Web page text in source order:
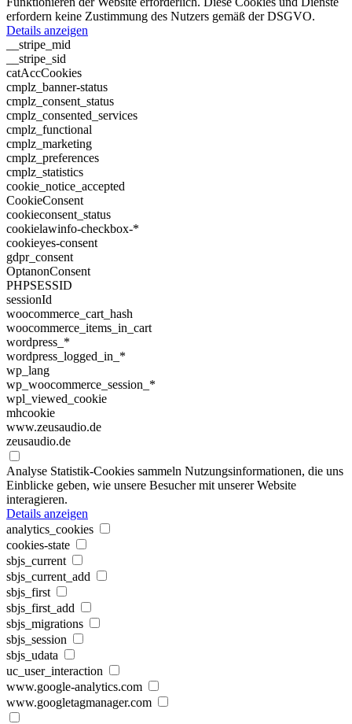
erfordern keine Zustimmung des Nutzers gemäß der DSGVO.
Details anzeigen
__stripe_mid
__stripe_sid
catAccCookies
cmplz_banner-status
cmplz_consent_status
cmplz_consented_services
cmplz_functional
cmplz_marketing
cmplz_preferences
cmplz_statistics
cookie_notice_accepted
CookieConsent
cookieconsent_status
cookielawinfo-checkbox-*
cookieyes-consent
gdpr_consent
OptanonConsent
PHPSESSID
sessionId
woocommerce_cart_hash
woocommerce_items_in_cart
wordpress_*
wordpress_logged_in_*
wp_lang
wp_woocommerce_session_*
wpl_viewed_cookie
mhcookie
www.zeusaudio.de
zeusaudio.de
Analyse Statistik-Cookies sammeln Nutzungsinformationen, die uns
Einblicke geben, wie unsere Besucher mit unserer Website
interagieren.
Details anzeigen
analytics_cookies
cookies-state
sbjs_current
sbjs_current_add
sbjs_first
sbjs_first_add
sbjs_migrations
sbjs_session
sbjs_udata
uc_user_interaction
www.google-analytics.com
www.googletagmanager.com